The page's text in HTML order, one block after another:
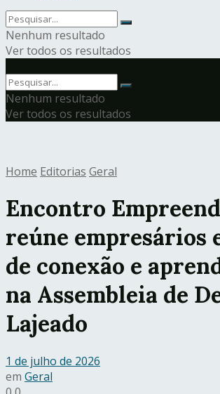
Nenhum resultado
Ver todos os resultados
Nenhum resultado
Ver todos os resultados
Home Editorias Geral
Encontro
reúne empresários
de conexão e
na Assembleia de
Lajeado
1 de julho de 2026
em Geral